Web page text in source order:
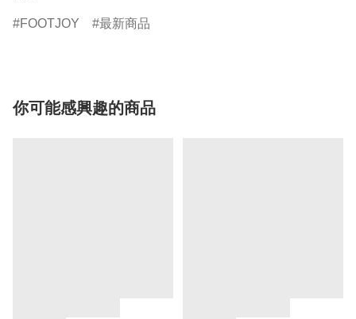
FOOTJOY 最新商品
你可能感興趣的商品